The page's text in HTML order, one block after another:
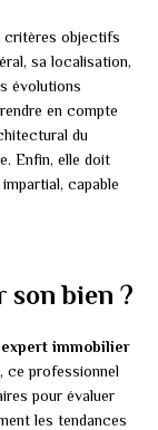
critères objectifs
sa localisation,
évolutions
en compte
du
Enfin, elle doit
capable
bien ?
expert immobilier
ce professionnel
pour évaluer
les tendances